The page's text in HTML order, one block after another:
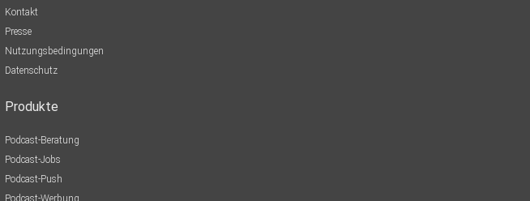
Kontakt
Presse
Nutzungsbedingungen
Datenschutz
Produkte
Podcast-Beratung
Podcast-Jobs
Podcast-Push
Podcast-Werbung